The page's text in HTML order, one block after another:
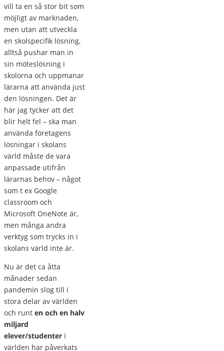
vill ta en så stor bit som
möjligt av marknaden,
men utan att utveckla
en skolspecifik lösning,
alltså pushar man in
sin möteslösning i
skolorna och uppmanar
lärarna att använda just
den lösningen. Det är
här jag tycker att det
blir helt fel – ska man
använda företagens
lösningar i skolans
värld måste de vara
anpassade utifrån
lärarnas behov – något
som t ex Google
classroom och
Microsoft OneNote är,
men många andra
verktyg som trycks in i
skolans värld inte är.
Nu är det ca åtta
månader sedan
pandemin slog till i
stora delar av världen
och runt en och en halv
miljard
elever/studenter i
världen har påverkats